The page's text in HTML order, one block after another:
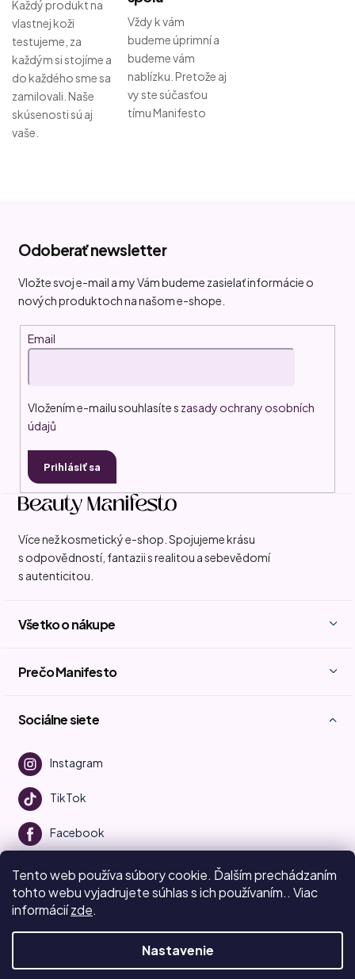
Tento web používa súbory cookie. Ďalším prechádzaním
tohto webu vyjadrujete súhlas s ich používaním.. Viac
informáciízde.
Nastavenie
Každý produkt na
vlastnej koži
testujeme, za
každým si stojíme a
do každého sme sa
zamilovali. Naše
skúsenosti sú aj
vaše.
Vždy k vám
budeme úprimní a
budeme vám
nablízku. Pretože aj
vy ste súčasťou
tímu Manifesto
Odoberať newsletter
Vložte svoj e-mail a my Vám budeme zasielať informácie o
nových produktoch na našom e-shope.
Email
Vložením e-mailu souhlasíte s zasady ochrany osobních
údajů
Prihlásiť sa
Více než kosmetický e-shop. Spojujeme krásu
s odpovědností, fantazii s realitou a sebevědomí
s autenticitou.
Všetko o nákupe
Prečo Manifesto
Sociálne siete
Instagram
TikTok
Facebook
Vytvoril Shoptet
Copyright 2026Beauty Manifesto. Všetky práva vyhradené.